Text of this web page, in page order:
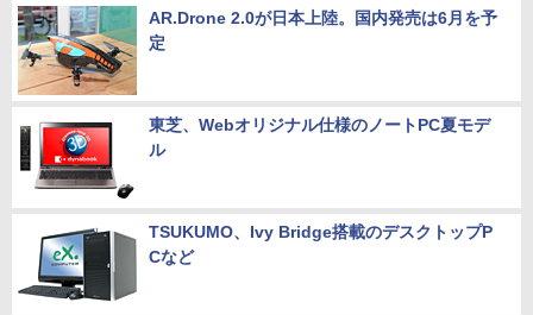
AR.Drone 2.0が日本上陸。国内発売は6月を予
定
東芝、Webオリジナル仕様のノートPC夏モデ
ル
TSUKUMO、Ivy Bridge搭載のデスクトップP
Cなど